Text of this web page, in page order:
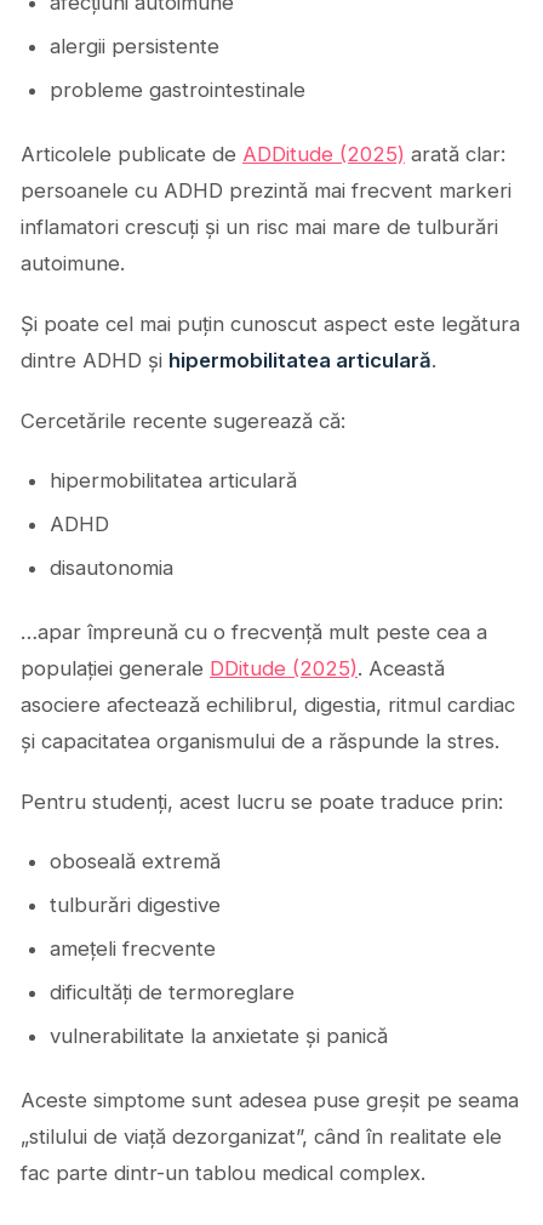
alergii persistente
probleme gastrointestinale
Articolele publicate de ADDitude (2025) arată clar:
persoanele cu ADHD prezintă mai frecvent markeri
inflamatori crescuți și un risc mai mare de tulburări
autoimune.
Și poate cel mai puțin cunoscut aspect este legătura
dintre ADHD și hipermobilitatea articulară.
Cercetările recente sugerează că:
hipermobilitatea articulară
ADHD
disautonomia
…apar împreună cu o frecvență mult peste cea a
populației generale DDitude (2025). Această
asociere afectează echilibrul, digestia, ritmul cardiac
și capacitatea organismului de a răspunde la stres.
Pentru studenți, acest lucru se poate traduce prin:
oboseală extremă
tulburări digestive
amețeli frecvente
dificultăți de termoreglare
vulnerabilitate la anxietate și panică
Aceste simptome sunt adesea puse greșit pe seama
„stilului de viață dezorganizat”, când în realitate ele
fac parte dintr-un tablou medical complex.